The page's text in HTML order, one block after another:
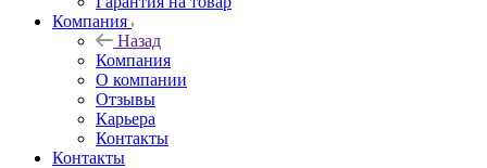
Компания
Назад
Компания
О компании
Отзывы
Карьера
Контакты
Контакты